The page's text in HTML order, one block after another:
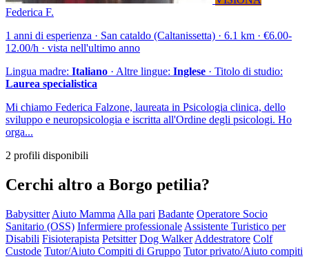
Federica F.
1 anni di esperienza · San cataldo (Caltanissetta) · 6.1 km · €6.00-
12.00/h · vista nell'ultimo anno
Lingua madre: Italiano · Altre lingue: Inglese · Titolo di studio:
Laurea specialistica
Mi chiamo Federica Falzone, laureata in Psicologia clinica, dello
sviluppo e neuropsicologia e iscritta all'Ordine degli psicologi. Ho
orga...
2 profili disponibili
Cerchi altro a Borgo petilia?
Babysitter Aiuto Mamma Alla pari Badante Operatore Socio
Sanitario (OSS) Infermiere professionale Assistente Turistico per
Disabili Fisioterapista Petsitter Dog Walker Addestratore Colf
Custode Tutor/Aiuto Compiti di Gruppo Tutor privato/Aiuto compiti